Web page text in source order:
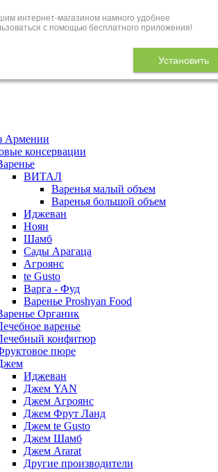
интернет-магазином намного удобнее
с помощью бесплатного приложения!
Установить
Армении
консервации
ВИТАЛ
Варенья малый объем
Варенья большой объем
Иджеван
Ноян
Шамб
Сады Арагаца
Агроянс
te Gusto
Варга - Фуд
Варенье Proshyan Food
Органик
варенье
конфитюр
пюре
Иджеван
Джем YAN
Джем Агроянс
Джем Фрут Ланд
Джем te Gusto
Джем Шамб
Джем Ararat
Другие производители